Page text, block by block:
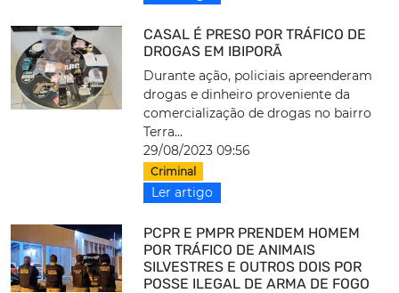
CASAL É PRESO POR TRÁFICO DE
DROGAS EM IBIPORÃ
Durante ação, policiais apreenderam
drogas e dinheiro proveniente da
comercialização de drogas no bairro
Terra...
29/08/2023 09:56
Criminal
Ler artigo
PCPR E PMPR PRENDEM HOMEM
POR TRÁFICO DE ANIMAIS
SILVESTRES E OUTROS DOIS POR
POSSE ILEGAL DE ARMA DE FOGO